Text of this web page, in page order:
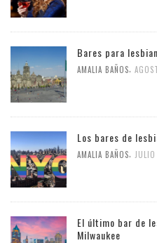
Bares para
AMALIA BAÑOS
Los bares de
AMALIA BAÑOS
El último bar de
Milwaukee